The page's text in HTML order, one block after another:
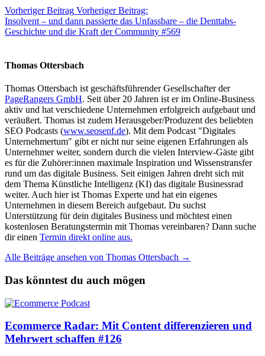
Vorheriger Beitrag Vorheriger Beitrag:
Insolvent – und dann passierte das Unfassbare – die Denttabs-
Geschichte und die Kraft der Community #569
Thomas Ottersbach
Thomas Ottersbach ist geschäftsführender Gesellschafter der
PageRangers GmbH. Seit über 20 Jahren ist er im Online-Business
aktiv und hat verschiedene Unternehmen erfolgreich aufgebaut und
veräußert. Thomas ist zudem Herausgeber/Produzent des beliebten
SEO Podcasts (www.seosenf.de). Mit dem Podcast "Digitales
Unternehmertum" gibt er nicht nur seine eigenen Erfahrungen als
Unternehmer weiter, sondern durch die vielen Interview-Gäste gibt
es für die Zuhörer:innen maximale Inspiration und Wissenstransfer
rund um das digitale Business. Seit einigen Jahren dreht sich mit
dem Thema Künstliche Intelligenz (KI) das digitale Businessrad
weiter. Auch hier ist Thomas Experte und hat ein eigenes
Unternehmen in diesem Bereich aufgebaut. Du suchst
Unterstützung für dein digitales Business und möchtest einen
kostenlosen Beratungstermin mit Thomas vereinbaren? Dann suche
dir einen Termin direkt online aus.
Alle Beiträge ansehen von Thomas Ottersbach →
Das könntest du auch mögen
Ecommerce Radar: Mit Content differenzieren und
Mehrwert schaffen #126